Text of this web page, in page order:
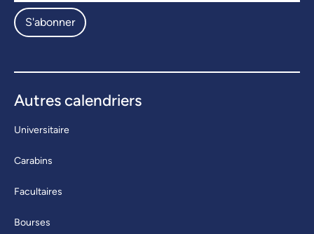
S'abonner
Autres calendriers
Universitaire
Carabins
Facultaires
Bourses